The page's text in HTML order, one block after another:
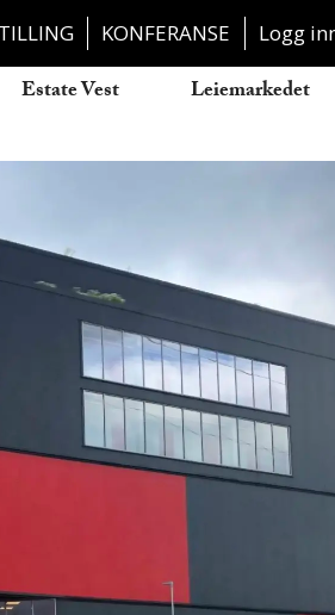
KONFERANSE Logg
Estate Vest Leiemarkedet